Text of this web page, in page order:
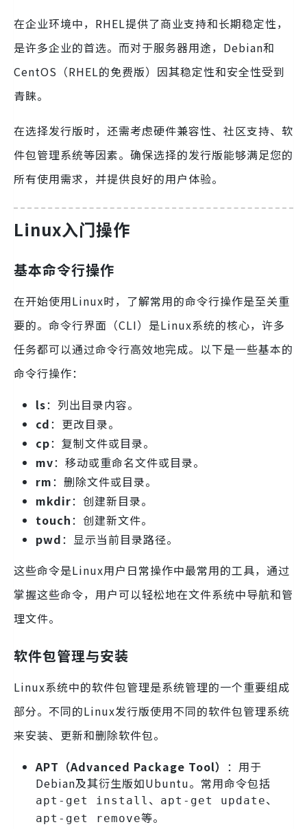
在企业环境中，RHEL提供了商业支持和长期稳定性，
是许多企业的首选。而对于服务器用途，Debian和
CentOS（RHEL的免费版）因其稳定性和安全性受到
青睐。
在选择发行版时，还需考虑硬件兼容性、社区支持、软
件包管理系统等因素。确保选择的发行版能够满足您的
所有使用需求，并提供良好的用户体验。
Linux入门操作
基本命令行操作
在开始使用Linux时，了解常用的命令行操作是至关重
要的。命令行界面（CLI）是Linux系统的核心，许多
任务都可以通过命令行高效地完成。以下是一些基本的
命令行操作：
ls：列出目录内容。
cd：更改目录。
cp：复制文件或目录。
mv：移动或重命名文件或目录。
rm：删除文件或目录。
mkdir：创建新目录。
touch：创建新文件。
pwd：显示当前目录路径。
这些命令是Linux用户日常操作中最常用的工具，通过
掌握这些命令，用户可以轻松地在文件系统中导航和管
理文件。
软件包管理与安装
Linux系统中的软件包管理是系统管理的一个重要组成
部分。不同的Linux发行版使用不同的软件包管理系统
来安装、更新和删除软件包。
APT（Advanced Package Tool） ：用于
Debian及其衍生版如Ubuntu。常用命令包括
apt-get install 、 apt-get update、
apt-get remove等。